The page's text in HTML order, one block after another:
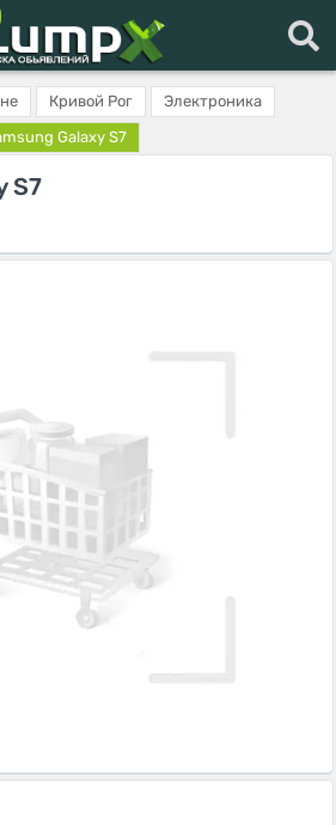
Кривой Рог
Электроника
Galaxy S7
S7